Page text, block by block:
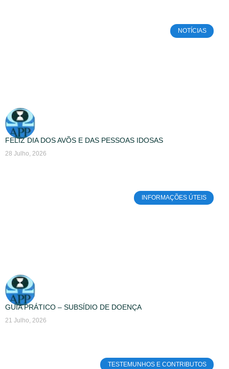
NOTÍCIAS
FELIZ DIA DOS AVÕS E DAS PESSOAS IDOSAS
28 Julho, 2026
INFORMAÇÕES ÚTEIS
GUIA PRÁTICO – SUBSÍDIO DE DOENÇA
21 Julho, 2026
TESTEMUNHOS E CONTRIBUTOS